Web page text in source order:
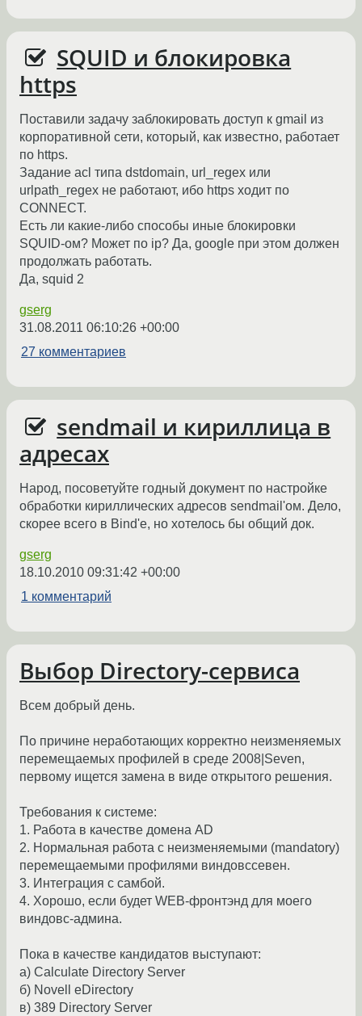
SQUID и блокировка
https
Поставили задачу заблокировать доступ к gmail из
корпоративной сети, который, как известно, работает
по https.
Задание acl типа dstdomain, url_regex или
urlpath_regex не работают, ибо https ходит по
CONNECT.
Есть ли какие-либо способы иные блокировки
SQUID-ом? Может по ip? Да, google при этом должен
продолжать работать.
Да, squid 2
gserg
31.08.2011 06:10:26 +00:00
27 комментариев
sendmail и кириллица в
адресах
Народ, посоветуйте годный документ по настройке
обработки кириллических адресов sendmail'ом. Дело,
скорее всего в Bind'e, но хотелось бы общий док.
gserg
18.10.2010 09:31:42 +00:00
1 комментарий
Выбор Directory-сервиса
Всем добрый день.
По причине неработающих корректно неизменяемых
перемещаемых профилей в среде 2008|Seven,
первому ищется замена в виде открытого решения.
Требования к системе:
1. Работа в качестве домена AD
2. Нормальная работа с неизменяемыми (mandatory)
перемещаемыми профилями виндовссевен.
3. Интеграция с самбой.
4. Хорошо, если будет WEB-фронтэнд для моего
виндовс-админа.
Пока в качестве кандидатов выступают:
а) Calculate Directory Server
б) Novell eDirectory
в) 389 Directory Server